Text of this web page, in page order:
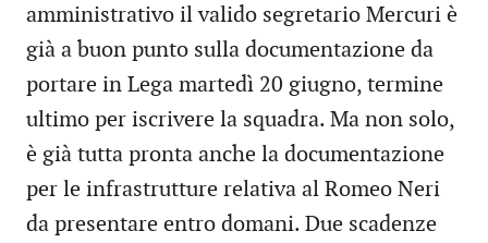
amministrativo il valido segretario Mercuri è
già a buon punto sulla documentazione da
portare in Lega martedì 20 giugno, termine
ultimo per iscrivere la squadra. Ma non solo,
è già tutta pronta anche la documentazione
per le infrastrutture relativa al Romeo Neri
da presentare entro domani. Due scadenze